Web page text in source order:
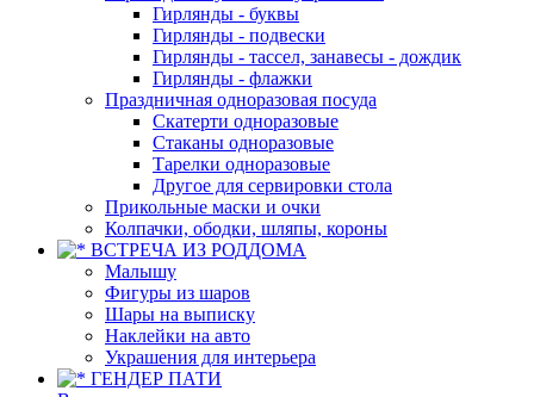
Гирлянды - буквы
Гирлянды - подвески
Гирлянды - тассел, занавесы - дождик
Гирлянды - флажки
Праздничная одноразовая посуда
Скатерти одноразовые
Стаканы одноразовые
Тарелки одноразовые
Другое для сервировки стола
Прикольные маски и очки
Колпачки, ободки, шляпы, короны
ВСТРЕЧА ИЗ РОДДОМА
Малышу
Фигуры из шаров
Шары на выписку
Наклейки на авто
Украшения для интерьера
ГЕНДЕР ПАТИ